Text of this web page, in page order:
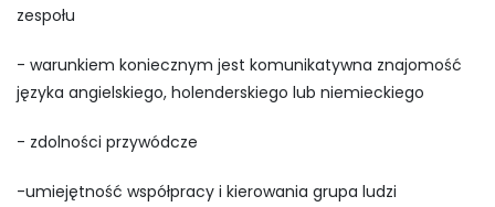
zespołu
- warunkiem koniecznym jest komunikatywna znajomość
języka angielskiego, holenderskiego lub niemieckiego
- zdolności przywódcze
-umiejętność współpracy i kierowania grupa ludzi